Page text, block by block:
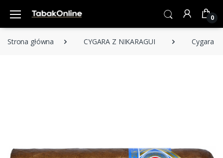
0
Strona główna CYGARA Z NIKARAGUI Cygara